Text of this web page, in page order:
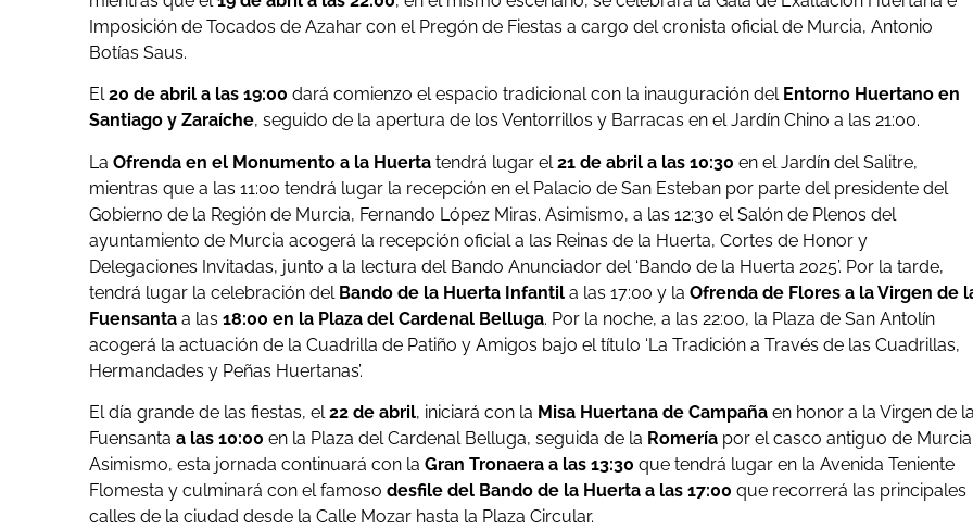
Imposición de Tocados de Azahar con el Pregón de Fiestas a cargo del cronista oficial de Murcia, Antonio
Botías Saus.
El20 de abril a las 19:00 dará comienzo el espacio tradicional con la inauguración del Entorno Huertano en
Santiago y Zaraíche, seguido de la apertura de los Ventorrillos y Barracas en el Jardín Chino a las 21:00.
La Ofrenda en el Monumento a la Huerta tendrá lugar el 21 de abril a las 10:30 en el Jardín del Salitre,
mientras que a las 11:00 tendrá lugar la recepción en el Palacio de San Esteban por parte del presidente del
Gobierno de la Región de Murcia, Fernando López Miras. Asimismo, a las 12:30 el Salón de Plenos del
ayuntamiento de Murcia acogerá la recepción oficial a las Reinas de la Huerta, Cortes de Honor y
Delegaciones Invitadas, junto a la lectura del Bando Anunciador del ‘Bando de la Huerta 2025’. Por la tarde,
tendrá lugar la celebración del Bando de la Huerta Infantil a las 17:00 y la Ofrenda de Flores a la Virgen de
Fuensanta a las 18:00 en la Plaza del Cardenal Belluga. Por la noche, a las 22:00, la Plaza de San Antolín
acogerá la actuación de la Cuadrilla de Patiño y Amigos bajo el título ‘La Tradición a Través de las Cuadrillas,
Hermandades y Peñas Huertanas’.
El día grande de las fiestas, el22 de abril, iniciará con la Misa Huertana de Campaña en honor a la Virgen de la
Fuensanta a las 10:00 en la Plaza del Cardenal Belluga, seguida de la Romería por el casco antiguo de Murcia.
Asimismo, esta jornada continuará con la Gran Tronaera a las 13:30 que tendrá lugar en la Avenida Teniente
Flomesta y culminará con el famoso desfile del Bando de la Huerta a las 17:00 que recorrerá las principales
calles de la ciudad desde la Calle Mozar hasta la Plaza Circular.